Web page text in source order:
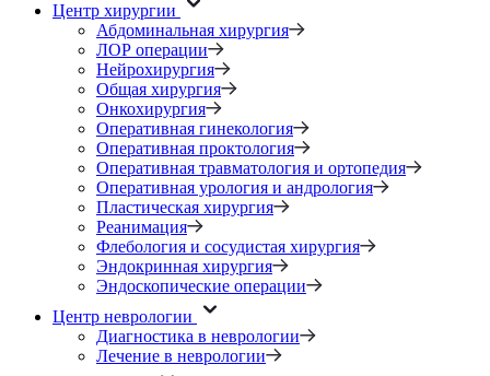
Центр хирургии
Абдоминальная хирургия
ЛОР операции
Нейрохирургия
Общая хирургия
Онкохирургия
Оперативная гинекология
Оперативная проктология
Оперативная травматология и ортопедия
Оперативная урология и андрология
Пластическая хирургия
Реанимация
Флебология и сосудистая хирургия
Эндокринная хирургия
Эндоскопические операции
Центр неврологии
Диагностика в неврологии
Лечение в неврологии